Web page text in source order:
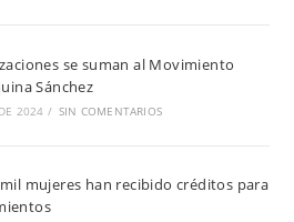
se suman al Movimiento
Sánchez
2024 / SIN COMENTARIOS
mujeres han recibido créditos para